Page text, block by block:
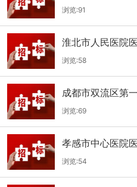
医用耗材采购项
浏览:91
淮北市人民医院
（二次）招标公告
浏览:58
成都市双流区第
医院2026年第二
浏览:69
孝感市中心医院
告
浏览:54